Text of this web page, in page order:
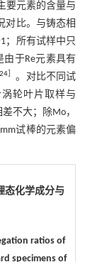
要元素的含量与
对比。与铸态相
；所有试样中只
于Re元素具有
24
。对比不同试
轮叶片取样与
不大；除Mo，
试棒的元素偏
态化学成分与
ratios of
specimens of